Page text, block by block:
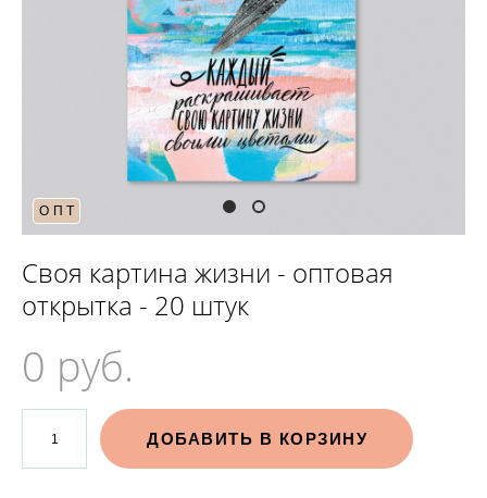
ОПТ
Своя картина жизни - оптовая
открытка - 20 штук
0 pуб.
ДОБАВИТЬ В КОРЗИНУ